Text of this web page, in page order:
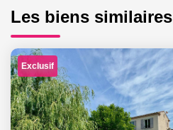
Les biens similaires
Exclusif